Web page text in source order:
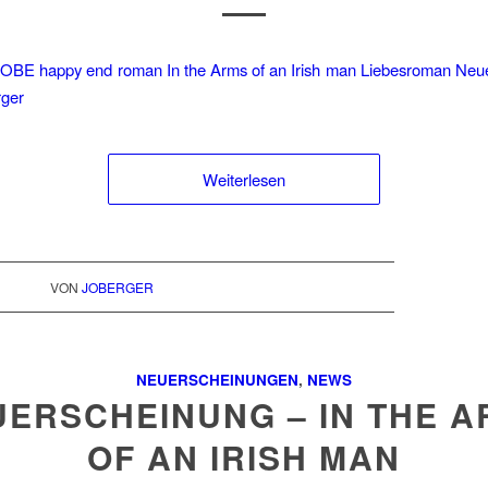
Weiterlesen
VON JOBERGER
NEUERSCHEINUNGEN, NEWS
– IN THE
OF AN IRISH MAN